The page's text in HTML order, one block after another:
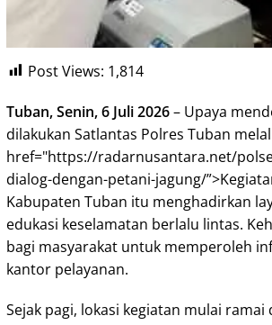
Post Views: 1,814
Tuban, Senin, 6 Juli 2026– Upaya
dilakukan Satlantas Polres Tuban
href="https://radarnusantara.net/
dialog-dengan-petani-jagung/
Kabupaten Tuban itu menghadirkan
edukasi keselamatan berlalu lintas.
bagi masyarakat untuk memperoleh
kantor pelayanan.
Sejak pagi, lokasi kegiatan mulai